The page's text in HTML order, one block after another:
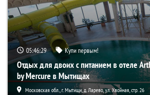
05:46:27 Купи первым!
Отдых для двоих с питанием в отеле
by Mercure в Мытищах
Московская обл., г. Мытищи, д. Ларево, ул. Хвойная, стр. 26